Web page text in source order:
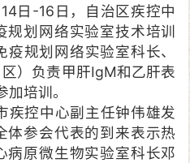
日-16日，自治区疾控中
规划网络实验室技术培训
规划网络实验室科长、
）负责甲肝IgM和乙肝表
培训。
控中心副主任钟伟雄发
体参会代表的到来表示热
病原微生物实验室科长邓